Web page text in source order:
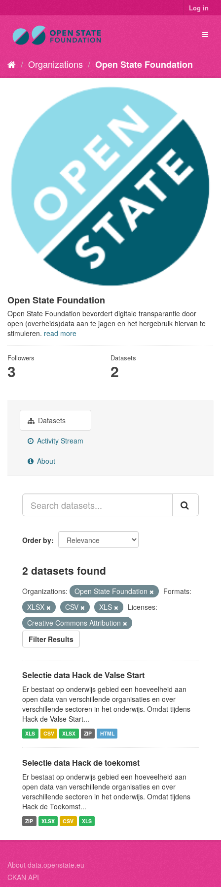
Log in
Organizations Open State Foundation
Open State Foundation
Open State Foundation bevordert digitale transparantie door
open (overheids)data aan te jagen en het hergebruik hiervan te
stimuleren. read more
Followers
3
Datasets
2
Datasets
Activity Stream
About
Order by
2 datasets found
Organizations: Open State Foundation
Formats:
XLSX
CSV XLS
Licenses:
Creative Commons Attribution
Filter Results
Selectie data Hack de Valse Start
Er bestaat op onderwijs gebied een hoeveelheid aan
open data van verschillende organisaties en over
verschillende sectoren in het onderwijs. Omdat tijdens
Hack de Valse Start...
XLS CSV XLSX ZIP HTML
Selectie data Hack de toekomst
Er bestaat op onderwijs gebied een hoeveelheid aan
open data van verschillende organisaties en over
verschillende sectoren in het onderwijs. Omdat tijdens
Hack de Toekomst...
ZIP XLSX CSV XLS
About data.openstate.eu
CKAN API